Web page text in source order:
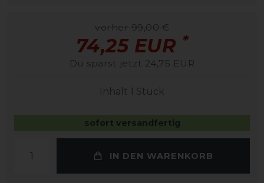
vorher 99,00 €
74,25 EUR *
Du sparst jetzt 24,75 EUR
Inhalt 1 Stück
sofort versandfertig
IN DEN WARENKORB